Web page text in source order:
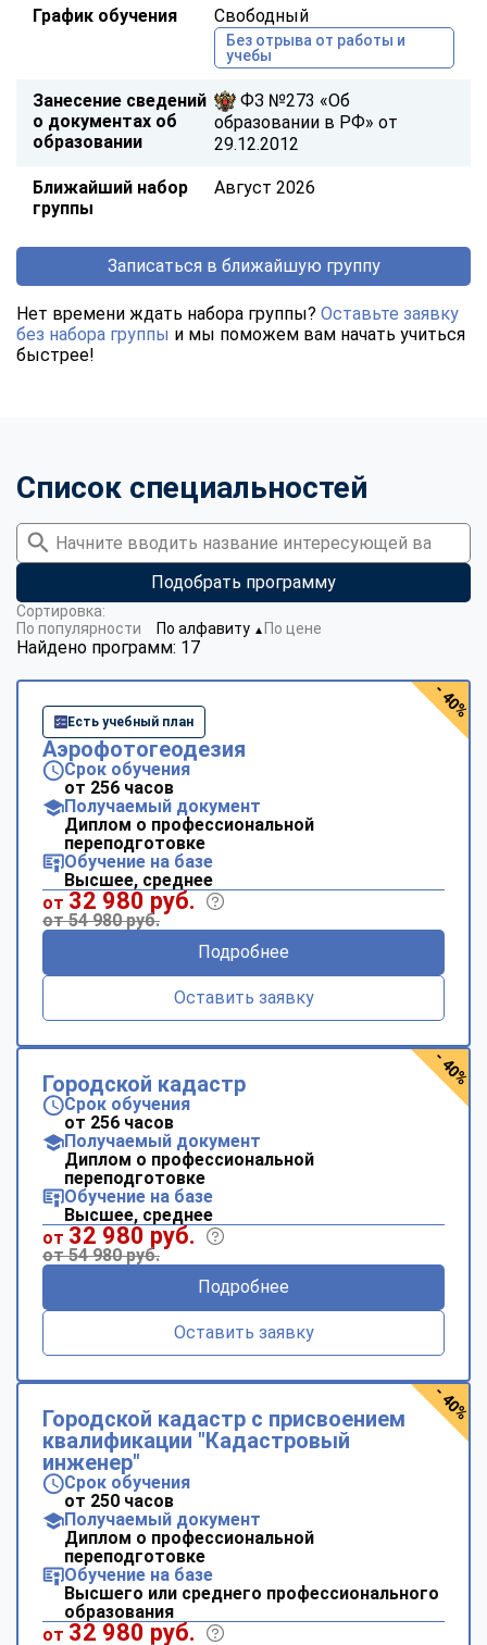
График обучения Свободный
Без отрыва от работы и
учебы
Занесение сведений
о документах об
образовании
ФЗ №273 «Об
образовании в РФ» от
29.12.2012
Ближайший набор
группы
Август 2026
Записаться в ближайшую группу
Нет времени ждать набора группы? Оставьте заявку
без набора группы и мы поможем вам начать учиться
быстрее!
Список специальностей
Подобрать программу
Найдено программ: 17
Сортировка:
По популярности
По алфавиту ▼ По цене
Есть учебный план
Аэрофотогеодезия
Срок обучения
от 256 часов
Получаемый документ
Диплом о профессиональной
переподготовке
Обучение на базе
Высшее, среднее
от 32 980 руб.
от 54 980 руб.
Подробнее
Оставить заявку
- 40%
Городской кадастр
Срок обучения
от 256 часов
Получаемый документ
Диплом о профессиональной
переподготовке
Обучение на базе
Высшее, среднее
от 32 980 руб.
от 54 980 руб.
Подробнее
Оставить заявку
- 40%
Городской кадастр с присвоением
квалификации "Кадастровый
инженер"
Срок обучения
от 250 часов
Получаемый документ
Диплом о профессиональной
переподготовке
Обучение на базе
Высшего или среднего профессионального
образования
от 32 980 руб.
- 40%